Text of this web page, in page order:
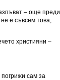
– още преди
е съвсем това,
християни –
сам за